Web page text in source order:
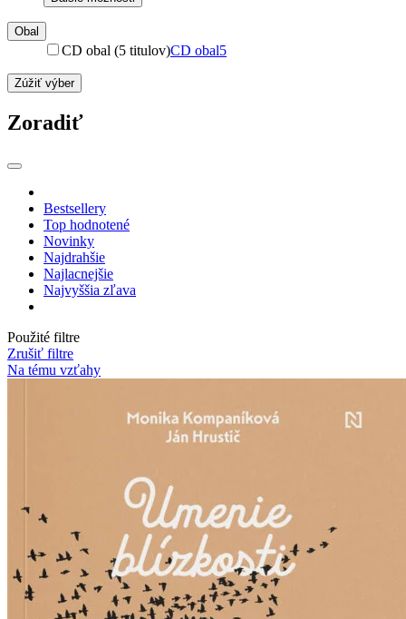
Obal
CD obal (5 titulov)CD obal5
Zúžiť výber
Zoradiť
Bestsellery
Top hodnotené
Novinky
Najdrahšie
Najlacnejšie
Najvyššia zľava
Použité filtre
Zrušiť filtre
Na tému vzťahy